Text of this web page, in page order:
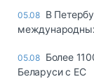
05.08 В
05.08 Более
Беларуси с ЕС